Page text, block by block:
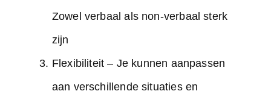
Zowel verbaal als non-verbaal sterk
zijn
Flexibiliteit – Je kunnen aanpassen
aan verschillende situaties en